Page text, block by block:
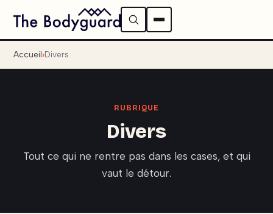
Accueil Divers
RUBRIQUE
Divers
Tout ce qui ne rentre pas dans les cases, et qui
vaut le détour.